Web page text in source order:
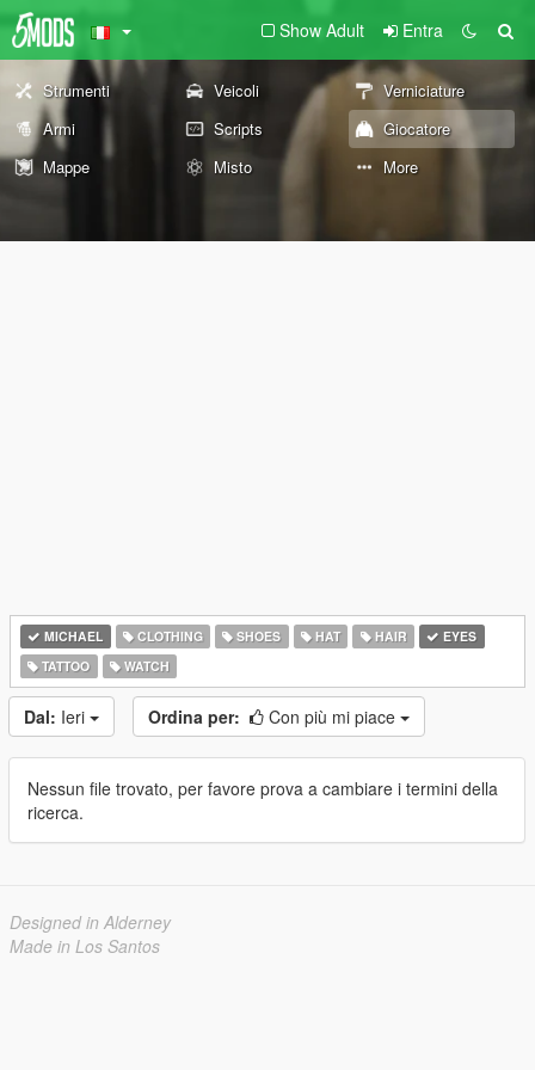
Show Adult Entra
Strumenti Veicoli
Verniciature
Armi
Scripts
Giocatore
Mappe
Misto More
MICHAEL CLOTHING SHOES HAT HAIR
EYES
TATTOO
WATCH
Dal: Ieri Ordina per: Con più mi piace
Nessun file trovato, per favore prova a cambiare i termini della
ricerca.
Designed in Alderney
Made in Los Santos